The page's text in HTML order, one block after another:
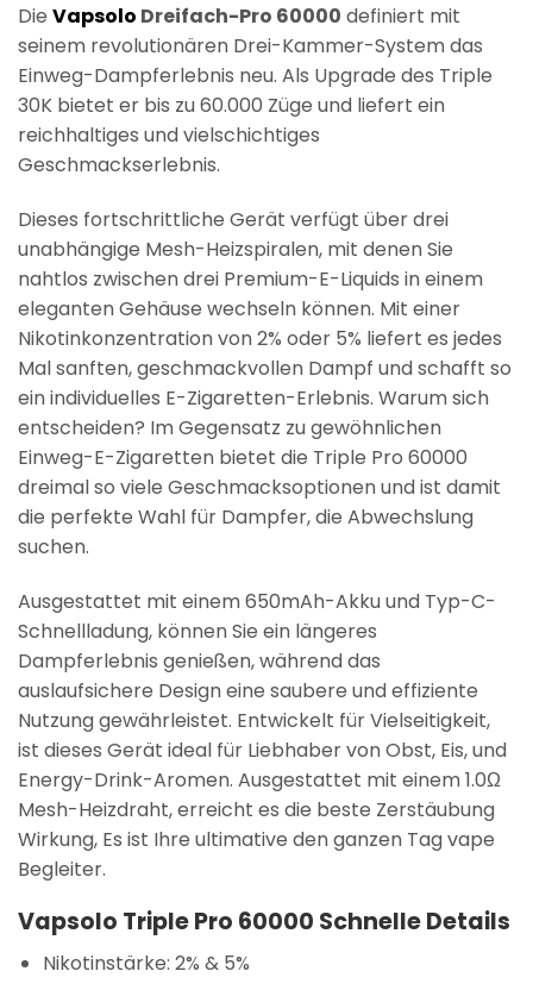
Die Vapsolo Dreifach-Pro 60000 definiert mit
seinem revolutionären Drei-Kammer-System das
Einweg-Dampferlebnis neu. Als Upgrade des Triple
30K bietet er bis zu 60.000 Züge und liefert ein
reichhaltiges und vielschichtiges
Geschmackserlebnis.
Dieses fortschrittliche Gerät verfügt über drei
unabhängige Mesh-Heizspiralen, mit denen Sie
nahtlos zwischen drei Premium-E-Liquids in einem
eleganten Gehäuse wechseln können. Mit einer
Nikotinkonzentration von 2% oder 5% liefert es jedes
Mal sanften, geschmackvollen Dampf und schafft so
ein individuelles E-Zigaretten-Erlebnis. Warum sich
entscheiden? Im Gegensatz zu gewöhnlichen
Einweg-E-Zigaretten bietet die Triple Pro 60000
dreimal so viele Geschmacksoptionen und ist damit
die perfekte Wahl für Dampfer, die Abwechslung
suchen.
Ausgestattet mit einem 650mAh-Akku und Typ-C-
Schnellladung, können Sie ein längeres
Dampferlebnis genießen, während das
auslaufsichere Design eine saubere und effiziente
Nutzung gewährleistet. Entwickelt für Vielseitigkeit,
ist dieses Gerät ideal für Liebhaber von Obst, Eis, und
Energy-Drink-Aromen. Ausgestattet mit einem 1.0Ω
Mesh-Heizdraht, erreicht es die beste Zerstäubung
Wirkung, Es ist Ihre ultimative den ganzen Tag vape
Begleiter.
Vapsolo Triple Pro 60000 Schnelle Details
Nikotinstärke: 2% & 5%